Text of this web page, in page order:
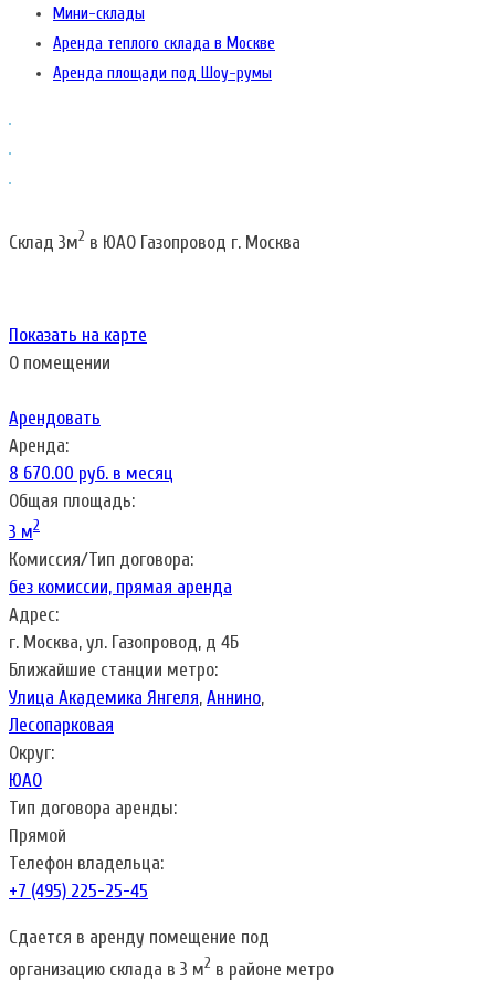
Мини-склады
Аренда теплого склада в Москве
Аренда площади под Шоу-румы
Склад 3м2 в ЮАО Газопровод г. Москва
Показать на карте
О помещении
Арендовать
Аренда:
8 670.00 руб. в месяц
Общая площадь:
3 м2
Комиссия/Тип договора:
без комиссии, прямая аренда
Адрес:
г. Москва, ул. Газопровод, д 4Б
Ближайшие станции метро:
Улица Академика Янгеля, Аннино,
Лесопарковая
Округ:
ЮАО
Тип договора аренды:
Прямой
Телефон владельца:
+7 (495) 225-25-45
Сдается в аренду помещение под
организацию склада в 3 м2 в районе метро